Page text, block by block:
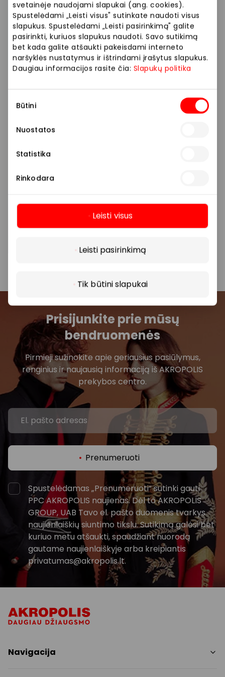
svetainėje naudojami slapukai (ang. cookies).
Spustelėdami „Leisti visus" sutinkate naudoti visus
slapukus. Spustelėdami „Leisti pasirinkimą" galite
pasirinkti, kuriuos slapukus naudoti. Savo sutikimą
bet kada galite atšaukti pakeisdami interneto
naršyklės nustatymus ir ištrindami įrašytus slapukus.
Daugiau informacijos rasite čia: Slapukų politika
pasirinkimas
Būtini
Nuostatos
Statistika
Rinkodara
Leisti visus
Leisti pasirinkimą
Tik būtini slapukai
„Mobili prekyba“ – oficialus POCO atstovas.
Daugiau informacijos ir ypatingų Kalėdinių pasiūlymų
Jūsų laukia „Mobili prekyba“ išmanioje parduotuvėje.
Prekybos ir pramogų centre „AKROPOLIS“
veikiančios parduotuvės ir paslaugų teikėjai
savarankiškai nustato taikomas nuolaidas, jų
dydžius bei kitas aktualias sąlygas.
informaciją, tačiau, jei kyla neatitikimų tarp mūsų
tinklalapyje pateiktos informacijos ir faktinės
informacijos parduotuvėje ar paslaugų teikimo
vietoje, visada vadovaukitės tuo, kas nurodyta
konkrečioje parduotuvėje ar paslaugų teikimo
Visais klausimais, susijusiais su konkrečiomis
prašome kreiptis tiesiogiai į atitinkamą
parduotuvę ar paslaugų teikimo vietą.
Prisijunkite prie mūsų
bendruomenės
Pirmieji sužinokite apie geriausius pasiūlymus,
renginius ir naujausią informaciją iš AKROPOLIS
prekybos centro.
Prenumeruoti
Spustelėdamas „Prenumeruoti“ sutinki gauti
PPC AKROPOLIS naujienas. Dėl to AKROPOLIS
GROUP, UAB Tavo el. pašto duomenis tvarkys
naujienlaiškių siuntimo tikslu. Sutikimą galėsi bet
kuriuo metu atšaukti, spaudžiant nuorodą
gautame naujienlaiškyje arba kreipiantis
privatumas@akropolis.lt.
Daugiau
Navigacija